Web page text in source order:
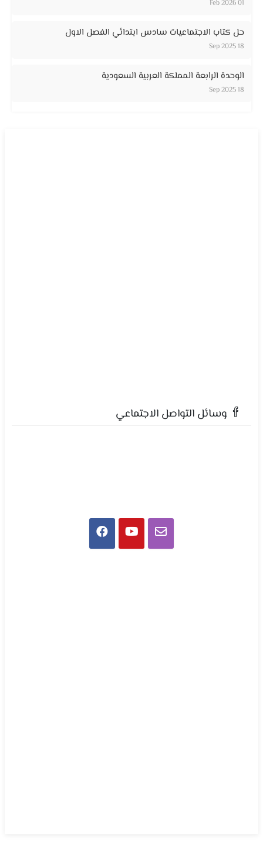
01 Feb 2026
حل كتاب الاجتماعيات سادس ابتدائي الفصل الاول
18 Sep 2025
الوحدة الرابعة المملكة العربية السعودية
18 Sep 2025
وسائل التواصل الاجتماعي